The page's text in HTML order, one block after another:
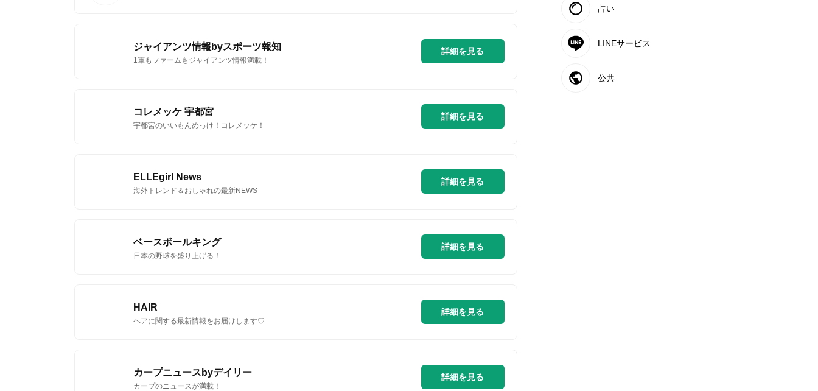
ジャイアンツ情報byスポーツ報知
1軍もファームもジャイアンツ情報満載！
詳細を見る
コレメッケ 宇都宮
宇都宮のいいもんめっけ！コレメッケ！
詳細を見る
ELLEgirl News
海外トレンド＆おしゃれの最新NEWS
詳細を見る
ベースボールキング
日本の野球を盛り上げる！
詳細を見る
HAIR
ヘアに関する最新情報をお届けします♡
詳細を見る
カープニュースbyデイリー
カープのニュースが満載！
詳細を見る
占い
LINEサービス
公共